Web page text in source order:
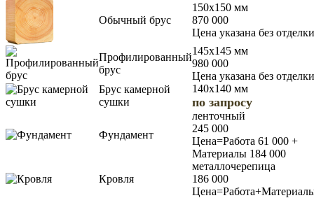
Обычный брус
150х150 мм
870 000
Цена указана без отделки
Профилированный
брус
145х145 мм
980 000
Цена указана без отделки
Брус камерной
сушки
140х140 мм
по запросу
Фундамент
ленточный
245 000
Цена=Работа 61 000 +
Материалы 184 000
Кровля
металлочерепица
186 000